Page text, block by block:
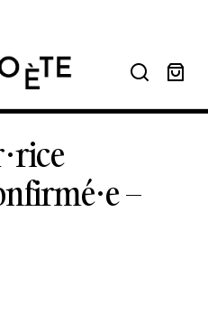
Confirmé·e – Effitalents
–